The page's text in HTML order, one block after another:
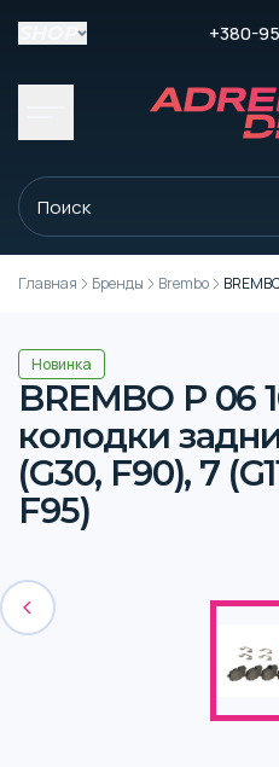
+380-
Главная Бренды Brembo
Новинка
BREMBO P 06
колодки
(G30, F90), 7
F95)